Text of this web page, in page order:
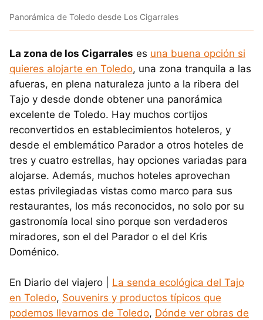
Panorámica de Toledo desde Los Cigarrales
La zona de los Cigarrales es una buena opción si
quieres alojarte en Toledo, una zona tranquila a las
afueras, en plena naturaleza junto a la ribera del
Tajo y desde donde obtener una panorámica
excelente de Toledo. Hay muchos cortijos
reconvertidos en establecimientos hoteleros, y
desde el emblemático Parador a otros hoteles de
tres y cuatro estrellas, hay opciones variadas para
alojarse. Además, muchos hoteles aprovechan
estas privilegiadas vistas como marco para sus
restaurantes, los más reconocidos, no solo por su
gastronomía local sino porque son verdaderos
miradores, son el del Parador o el del Kris
Doménico.
En Diario del viajero | La senda ecológica del Tajo
en Toledo, Souvenirs y productos típicos que
podemos llevarnos de Toledo, Dónde ver obras de